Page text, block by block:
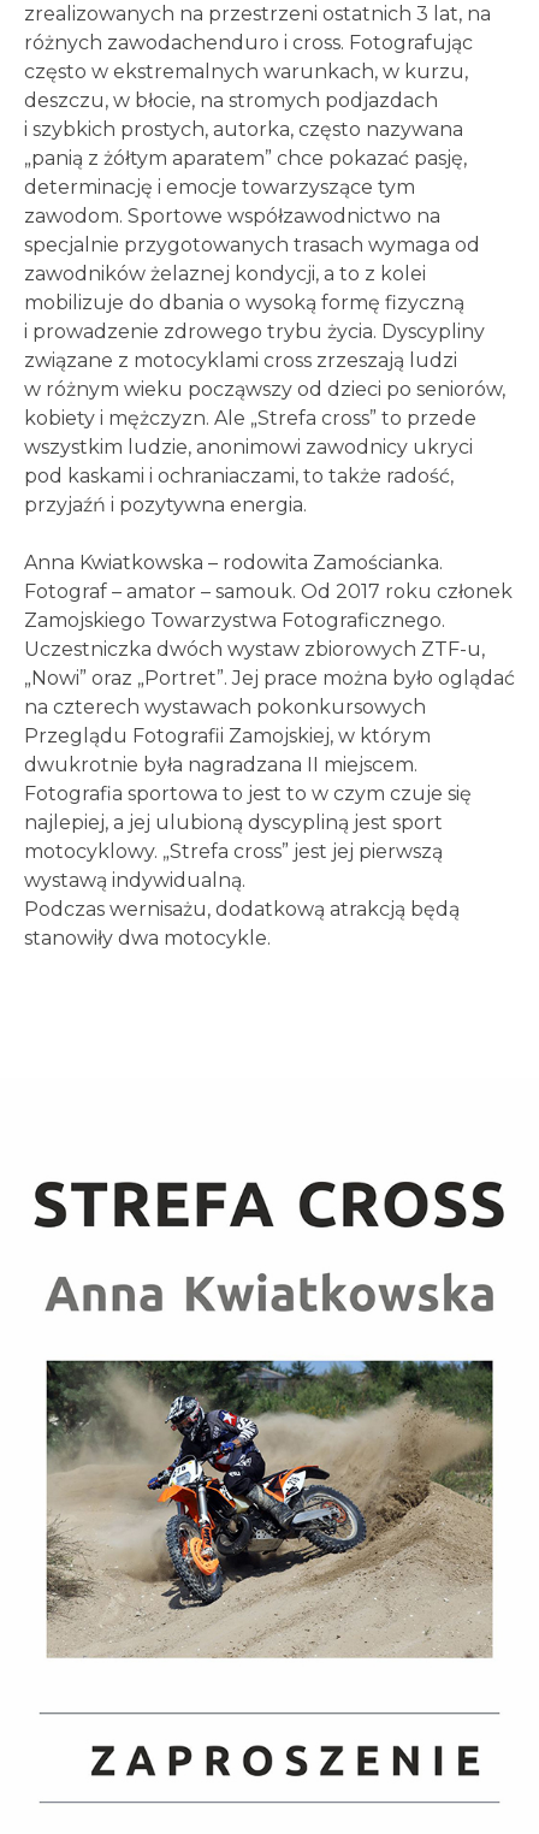
zrealizowanych na przestrzeni ostatnich 3 lat, na
różnych zawodachenduro i cross. Fotografując
często w ekstremalnych warunkach, w kurzu,
deszczu, w błocie, na stromych podjazdach
i szybkich prostych, autorka, często nazywana
„panią z żółtym aparatem” chce pokazać pasję,
determinację i emocje towarzyszące tym
zawodom. Sportowe współzawodnictwo na
specjalnie przygotowanych trasach wymaga od
zawodników żelaznej kondycji, a to z kolei
mobilizuje do dbania o wysoką formę fizyczną
i prowadzenie zdrowego trybu życia. Dyscypliny
związane z motocyklami cross zrzeszają ludzi
w różnym wieku począwszy od dzieci po seniorów,
kobiety i mężczyzn. Ale „Strefa cross” to przede
wszystkim ludzie, anonimowi zawodnicy ukryci
pod kaskami i ochraniaczami, to także radość,
przyjaźń i pozytywna energia.
Anna Kwiatkowska – rodowita Zamościanka.
Fotograf – amator – samouk. Od 2017 roku członek
Zamojskiego Towarzystwa Fotograficznego.
Uczestniczka dwóch wystaw zbiorowych ZTF-u,
„Nowi” oraz „Portret”. Jej prace można było oglądać
na czterech wystawach pokonkursowych
Przeglądu Fotografii Zamojskiej, w którym
dwukrotnie była nagradzana II miejscem.
Fotografia sportowa to jest to w czym czuje się
najlepiej, a jej ulubioną dyscypliną jest sport
motocyklowy. „Strefa cross” jest jej pierwszą
wystawą indywidualną.
Podczas wernisażu, dodatkową atrakcją będą
stanowiły dwa motocykle.